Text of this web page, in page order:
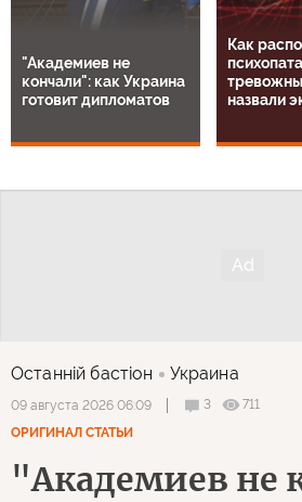
"Академиев не
кончали": как Украина
готовит дипломатов
Как
назвали
Останнiй бастiон Украина
09 августа 2026 06:09 3
711
ОРИГИНАЛ СТАТЬИ
"Академиев не